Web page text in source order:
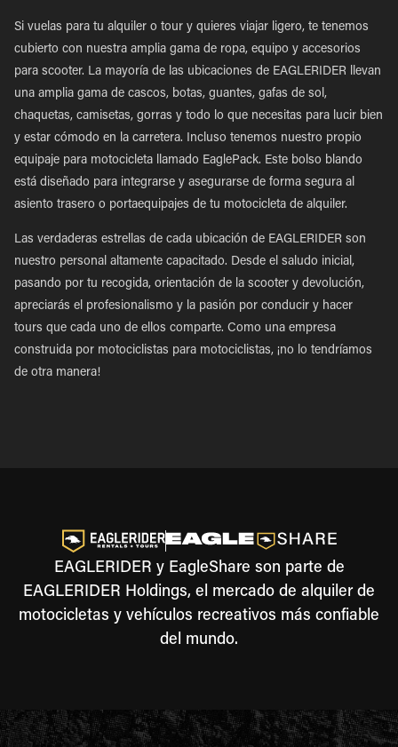
Si vuelas para tu alquiler o tour y quieres viajar ligero, te tenemos
cubierto con nuestra amplia gama de ropa, equipo y accesorios
para scooter. La mayoría de las ubicaciones de EAGLERIDER llevan
una amplia gama de cascos, botas, guantes, gafas de sol,
chaquetas, camisetas, gorras y todo lo que necesitas para lucir bien
y estar cómodo en la carretera. Incluso tenemos nuestro propio
equipaje para motocicleta llamado EaglePack. Este bolso blando
está diseñado para integrarse y asegurarse de forma segura al
asiento trasero o portaequipajes de tu motocicleta de alquiler.
Las verdaderas estrellas de cada ubicación de EAGLERIDER son
nuestro personal altamente capacitado. Desde el saludo inicial,
pasando por tu recogida, orientación de la scooter y devolución,
apreciarás el profesionalismo y la pasión por conducir y hacer
tours que cada uno de ellos comparte. Como una empresa
construida por motociclistas para motociclistas, ¡no lo tendríamos
de otra manera!
EAGLERIDER y EagleShare son parte de
EAGLERIDER Holdings, el mercado de alquiler de
motocicletas y vehículos recreativos más confiable
del mundo.